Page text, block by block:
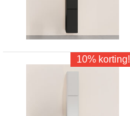
10% korting!